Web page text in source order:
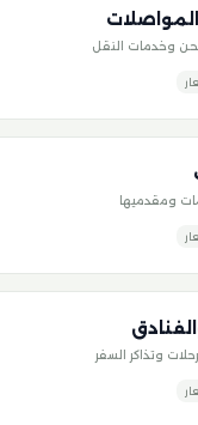
وخدمات النقل
ومقدميها
وتذاكر السفر